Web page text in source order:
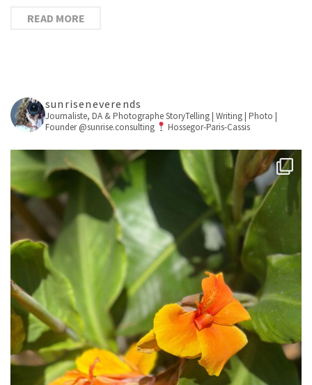
READ MORE
sunriseneverends
Journaliste, DA & PhotographeStoryTelling | Writing | Photo |
Founder @sunrise.consulting
Hossegor-Paris-Cassis